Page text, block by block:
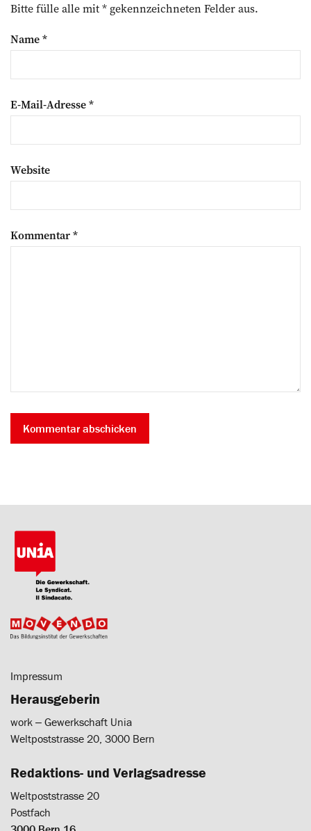
Bitte fülle alle mit * gekennzeichneten Felder aus.
Name*
E-Mail-Adresse*
Website
Kommentar*
Impressum
Herausgeberin
work ‒ Gewerkschaft Unia
Weltpoststrasse 20, 3000 Bern
Redaktions- und Verlagsadresse
Weltpoststrasse 20
Postfach